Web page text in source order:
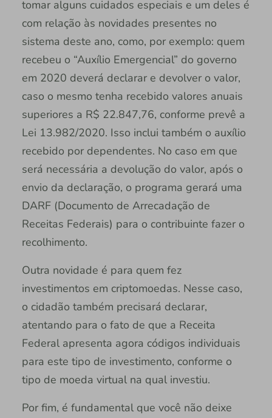
tomar alguns cuidados especiais e um deles é
com relação às novidades presentes no
sistema deste ano, como, por exemplo: quem
recebeu o “Auxílio Emergencial” do governo
em 2020 deverá declarar e devolver o valor,
caso o mesmo tenha recebido valores anuais
superiores a R$ 22.847,76, conforme prevê a
Lei 13.982/2020. Isso inclui também o auxílio
recebido por dependentes. No caso em que
será necessária a devolução do valor, após o
envio da declaração, o programa gerará uma
DARF (Documento de Arrecadação de
Receitas Federais) para o contribuinte fazer o
recolhimento.
Outra novidade é para quem fez
investimentos em criptomoedas. Nesse caso,
o cidadão também precisará declarar,
atentando para o fato de que a Receita
Federal apresenta agora códigos individuais
para este tipo de investimento, conforme o
tipo de moeda virtual na qual investiu.
Por fim, é fundamental que você não deixe